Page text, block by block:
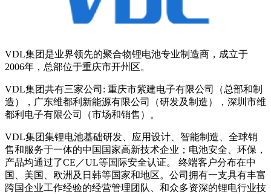
VDL集团是业界领先的聚合物锂电池专业制造商，成立于
2006年，总部位于重庆市开州区。
VDL集团共有三家公司: 重庆市紫建电子有限公司（总部和制
造），广东维都利新能源有限公司（研发及制造），深圳市维
都利电子有限公司（市场和销售）。
VDL集团集锂电池基础研发、应用设计、智能制造、全球销
售和服务于一体的中国国家高新技术企业；电池安全、环保，
产品均通过了CE／UL等国际安全认证。 终端客户分布在中
国、美国、欧洲及日韩等国家和地区。公司拥有一支具有丰富
跨国企业工作经验的经营管理团队、和众多资深的锂电行业技